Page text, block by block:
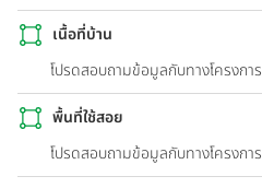
เนื้อที่บ้าน
โปรดสอบถามข้อมูลกับทางโครงการ
พื้นที่ใช้สอย
โปรดสอบถามข้อมูลกับทางโครงการ